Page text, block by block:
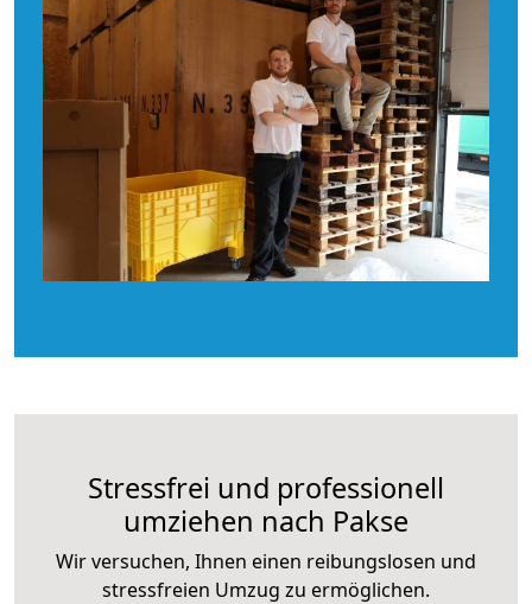
Stressfrei und professionell
umziehen nach Pakse
Wir versuchen, Ihnen einen reibungslosen und
stressfreien Umzug zu ermöglichen.